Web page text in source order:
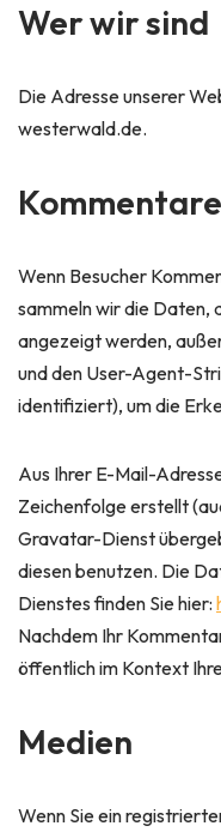
Wer wir sind
Die Adresse unserer
westerwald.de.
Kommentare
Wenn Besucher
sammeln wir die Daten,
angezeigt werden,
und den User-Agent-
identifiziert), um die
Aus Ihrer E-Mail-
Zeichenfolge erstellt
Gravatar-Dienst
diesen benutzen. Die
Dienstes finden Sie hier:
Nachdem Ihr
öffentlich im Kontext
Medien
Wenn Sie ein